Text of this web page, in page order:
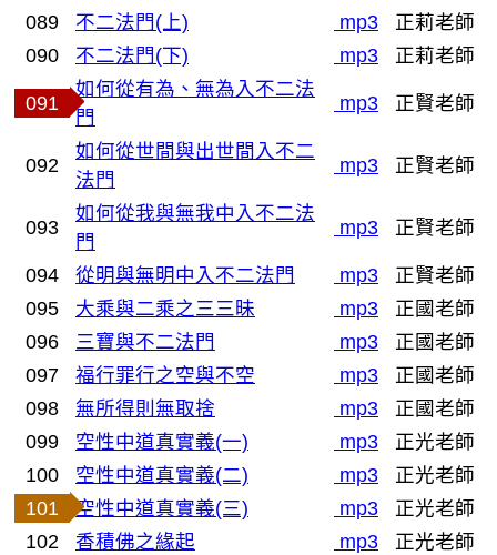
089
不二法門(上) mp3
正莉老師
090
不二法門(下) mp3 正莉老師
091
如何從有為、無為入不二法
門
mp3 正賢老師
092
如何從世間與出世間入不二
法門
mp3 正賢老師
093
如何從我與無我中入不二法
門
mp3 正賢老師
094 從明與無明中入不二法門 mp3
正賢老師
095
大乘與二乘之三三昧 mp3
正國老師
096
三寶與不二法門 mp3
正國老師
097
福行罪行之空與不空 mp3
正國老師
098
無所得則無取捨 mp3
正國老師
099
空性中道真實義(一) mp3
正光老師
100
空性中道真實義(二) mp3
正光老師
101
空性中道真實義(三) mp3
正光老師
102
香積佛之緣起 mp3 正光老師